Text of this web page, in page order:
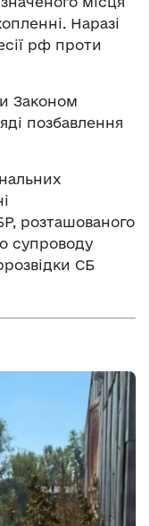
Наразі
рф проти
Законом
позбавлення
розташованого
супроводу
СБ